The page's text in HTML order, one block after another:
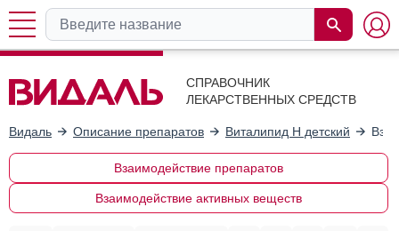
СПРАВОЧНИК
ЛЕКАРСТВЕННЫХ СРЕДСТВ
Видаль Описание препаратов Виталипид Н детский
Взаимодействие препаратов
Взаимодействие активных веществ